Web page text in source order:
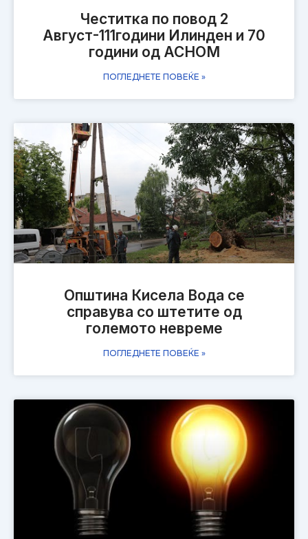
Честитка по повод 2
Август-111години Илинден и 70
години од АСНОМ
ПОГЛЕДНЕТЕ ПОВЕЌЕ »
Општина Кисела Вода се
справува со штетите од
големото невреме
ПОГЛЕДНЕТЕ ПОВЕЌЕ »